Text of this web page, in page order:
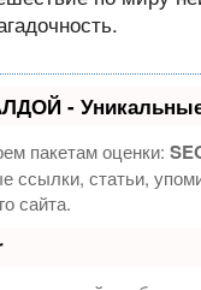
- Уникальные
пакетам оценки:
ссылки, статьи,
сайта.